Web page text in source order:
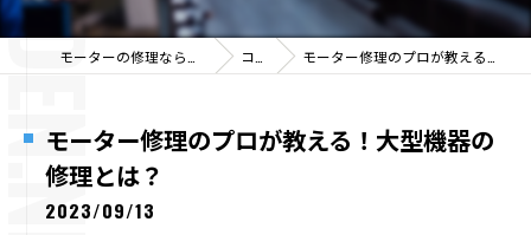
コラム モーター修理のプロが教える！大型機器の修理とは？
モーター修理のプロが教える！大型機器の
修理とは？
2023/09/13